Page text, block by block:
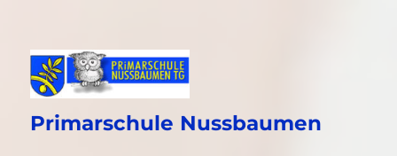
Primarschule Nussbaumen